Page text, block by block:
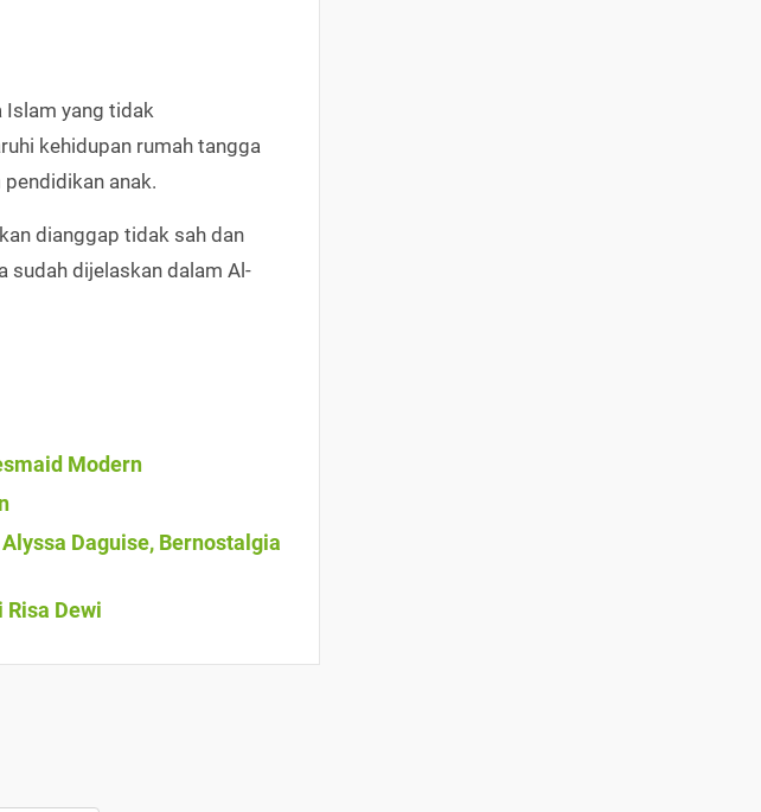
Islam yang tidak
kehidupan rumah tangga
anak.
dianggap tidak sah dan
sudah dijelaskan dalam Al-
Modern
Daguise, Bernostalgia
Dewi